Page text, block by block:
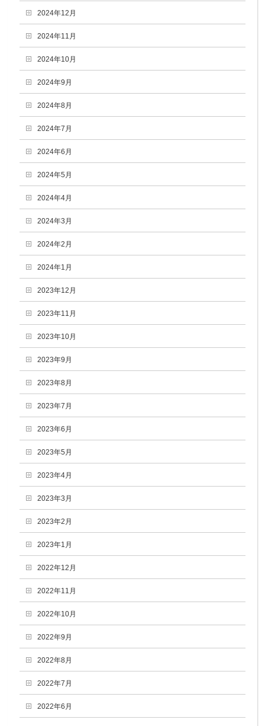
2024年12月
2024年11月
2024年10月
2024年9月
2024年8月
2024年7月
2024年6月
2024年5月
2024年4月
2024年3月
2024年2月
2024年1月
2023年12月
2023年11月
2023年10月
2023年9月
2023年8月
2023年7月
2023年6月
2023年5月
2023年4月
2023年3月
2023年2月
2023年1月
2022年12月
2022年11月
2022年10月
2022年9月
2022年8月
2022年7月
2022年6月